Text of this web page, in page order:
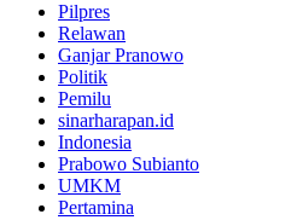
Pilpres
Relawan
Ganjar Pranowo
Politik
Pemilu
sinarharapan.id
Indonesia
Prabowo Subianto
UMKM
Pertamina